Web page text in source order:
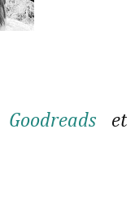
Goodreadset